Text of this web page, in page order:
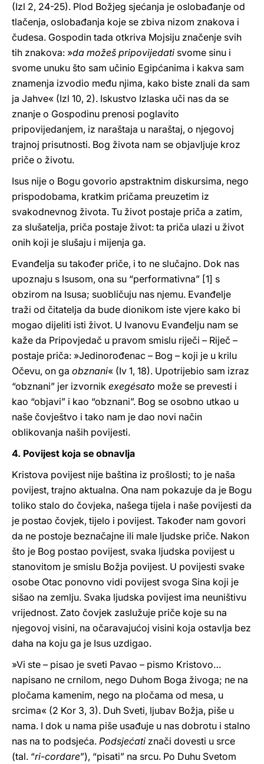
(Izl 2, 24-25). Plod Božjeg sjećanja je oslobađanje od
tlačenja, oslobađanja koje se zbiva nizom znakova i
čudesa. Gospodin tada otkriva Mojsiju značenje svih
tih znakova: »da možeš pripovijedati svome sinu i
svome unuku što sam učinio Egipćanima i kakva sam
znamenja izvodio među njima, kako biste znali da sam
ja Jahve« (Izl 10, 2). Iskustvo Izlaska uči nas da se
znanje o Gospodinu prenosi poglavito
pripovijedanjem, iz naraštaja u naraštaj, o njegovoj
trajnoj prisutnosti. Bog života nam se objavljuje kroz
priče o životu.
Isus nije o Bogu govorio apstraktnim diskursima, nego
prispodobama, kratkim pričama preuzetim iz
svakodnevnog života. Tu život postaje priča a zatim,
za slušatelja, priča postaje život: ta priča ulazi u život
onih koji je slušaju i mijenja ga.
Evanđelja su također priče, i to ne slučajno. Dok nas
upoznaju s Isusom, ona su “performativna” [1] s
obzirom na Isusa; suobličuju nas njemu. Evanđelje
traži od čitatelja da bude dionikom iste vjere kako bi
mogao dijeliti isti život. U Ivanovu Evanđelju nam se
kaže da Pripovjedač u pravom smislu riječi – Riječ –
postaje priča: »Jedinorođenac – Bog – koji je u krilu
Očevu, on ga obznani« (Iv 1, 18). Upotrijebio sam izraz
“obznani” jer izvornik exegésato može se prevesti i
kao “objavi” i kao “obznani”. Bog se osobno utkao u
naše čovještvo i tako nam je dao novi način
oblikovanja naših povijesti.
4. Povijest koja se obnavlja
Kristova povijest nije baština iz prošlosti; to je naša
povijest, trajno aktualna. Ona nam pokazuje da je Bogu
toliko stalo do čovjeka, našega tijela i naše povijesti da
je postao čovjek, tijelo i povijest. Također nam govori
da ne postoje beznačajne ili male ljudske priče. Nakon
što je Bog postao povijest, svaka ljudska povijest u
stanovitom je smislu Božja povijest. U povijesti svake
osobe Otac ponovno vidi povijest svoga Sina koji je
sišao na zemlju. Svaka ljudska povijest ima neuništivu
vrijednost. Zato čovjek zaslužuje priče koje su na
njegovoj visini, na očaravajućoj visini koja ostavlja bez
daha na koju ga je Isus uzdigao.
»Vi ste – pisao je sveti Pavao – pismo Kristovo…
napisano ne crnilom, nego Duhom Boga živoga; ne na
pločama kamenim, nego na pločama od mesa, u
srcima« (2 Kor 3, 3). Duh Sveti, ljubav Božja, piše u
nama. I dok u nama piše usađuje u nas dobrotu i stalno
nas na to podsjeća. Podsjećati znači dovesti u srce
(tal. “ri-cordare”), “pisati” na srcu. Po Duhu Svetom